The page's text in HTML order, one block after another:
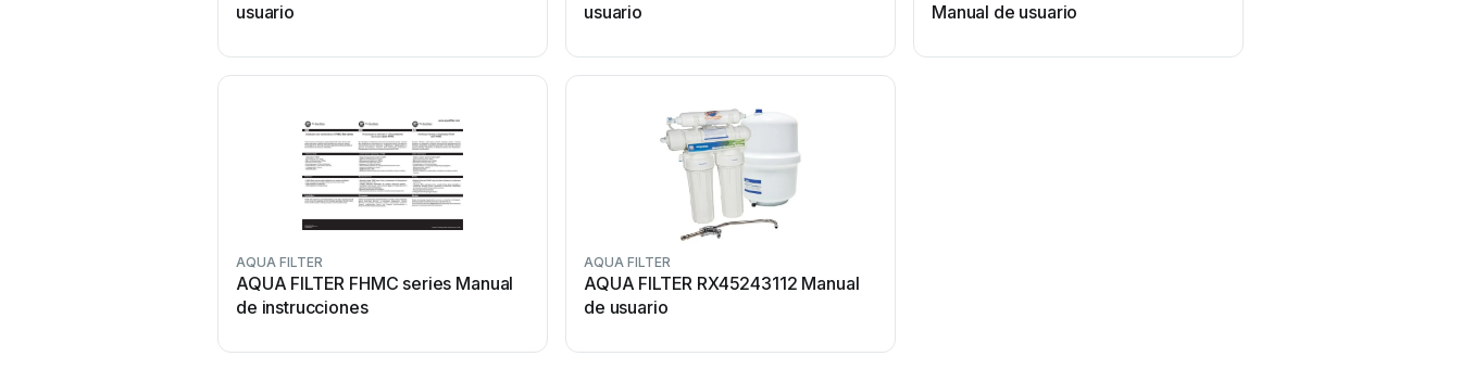
usuario
usuario
Manual de usuario
AQUA FILTER
AQUA FILTER FHMC series Manual
de instrucciones
AQUA FILTER
AQUA FILTER RX45243112 Manual
de usuario